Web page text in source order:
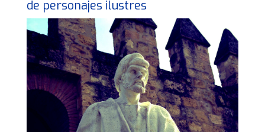
de personajes ilustres